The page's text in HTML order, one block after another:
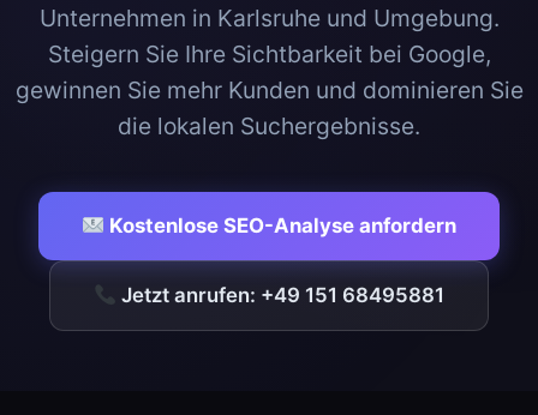
Unternehmen in Karlsruhe und Umgebung.
Steigern Sie Ihre Sichtbarkeit bei Google,
gewinnen Sie mehr Kunden und dominieren Sie
die lokalen Suchergebnisse.
Kostenlose SEO-Analyse anfordern
Jetzt anrufen: +49 151 68495881